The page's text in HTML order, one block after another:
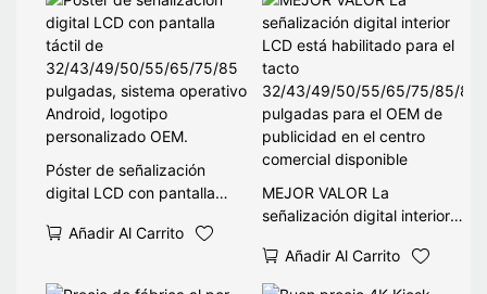
locales comerciales.
y remota.
Póster de señalización
digital LCD con pantalla
32/43/49/50/55/65/75/85
Android, logotipo
Añadir Al Carrito
MEJOR VALOR La
señalización digital interior
tacto
32/43/49/50/55/65/75/85/
Añadir Al Carrito